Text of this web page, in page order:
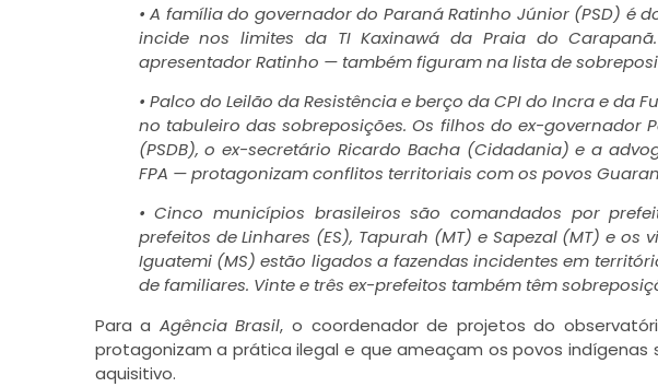
• A família do governador do Paraná Ratinho Júnior (PSD) é
incide nos limites da TI Kaxinawá da Praia do
apresentador Ratinho — também figuram na lista de
• Palco do Leilão da Resistência e berço da CPI do Incra e da
no tabuleiro das sobreposições. Os filhos do ex-governador
(PSDB), o ex-secretário Ricardo Bacha (Cidadania) e a
FPA — protagonizam conflitos territoriais com os povos
• Cinco municípios brasileiros são comandados por
prefeitos de Linhares (ES), Tapurah (MT) e Sapezal (MT) e
Iguatemi (MS) estão ligados a fazendas incidentes em
de familiares. Vinte e três ex-prefeitos também têm
Para a Agência Brasil, o coordenador de projetos do
protagonizam a prática ilegal e que ameaçam os povos
aquisitivo.